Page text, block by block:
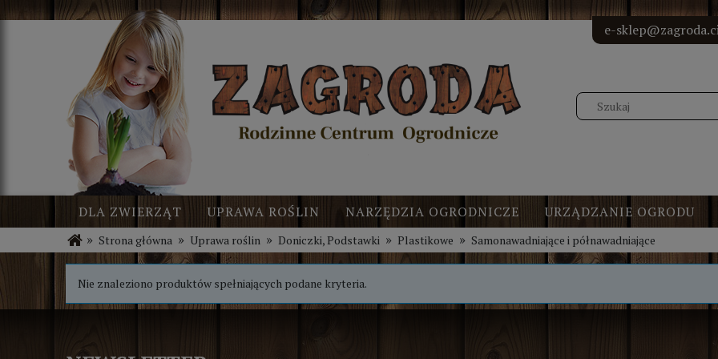
e-
DLA ZWIERZĄT UPRAWA ROŚLIN NARZĘDZIA OGRODNICZE URZĄDZANIE OGRODU
BLOG
NOWOŚCI
» Strona główna » Uprawa roślin » Doniczki, Podstawki » Plastikowe » Samonawadniające i półnawadniające
Nie znaleziono produktów spełniających podane kryteria.
<!--
<!--
<!--
<!--